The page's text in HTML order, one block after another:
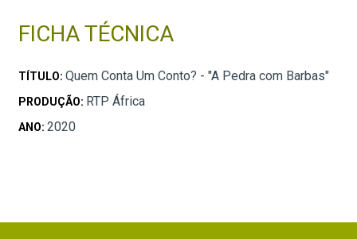
FICHA TÉCNICA
TÍTULO: Quem Conta Um Conto? - "A Pedra com Barbas"
PRODUÇÃO: RTP África
ANO: 2020